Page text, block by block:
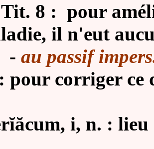
Tit. 8 : pour
il n'eut
au passif
pour corriger ce
i, n. : lieu